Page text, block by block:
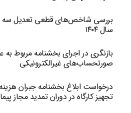
بررسی شاخص‌های قطعی تعدیل سه
سال ۱۴۰۴
بازنگری در اجرای بخشنامه مربوط
صورتحساب‌های غیرالکترونیکی
درخواست ابلاغ بخشنامه جبران
تجهیز کارگاه در دوران تمدید مجاز